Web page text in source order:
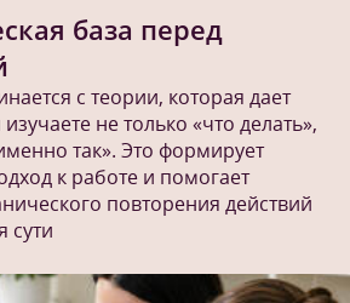
база перед
с теории, которая дает
не только «что делать»,
так». Это формирует
к работе и помогает
повторения действий
сути